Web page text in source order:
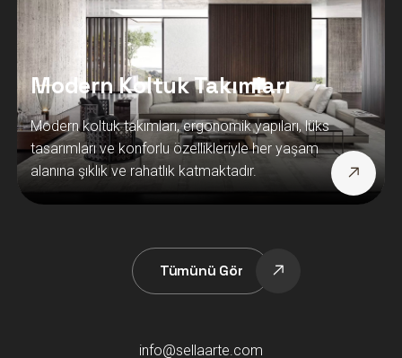
Modern Koltuk Takımları
Modern koltuk takımları, ergonomik yapıları, lüks
tasarımları ve konforlu özellikleriyle her yaşam
alanına şıklık ve rahatlık katmaktadır.
Tümünü Gör
info@sellaarte.com